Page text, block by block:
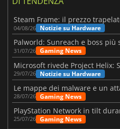
04/08/26 Notizie su Hardware
31/07/26 Gaming News
Microsoft rivede Project Helix:
29/07/26 Notizie su Hardware
28/07/26 Gaming News
25/07/26 Gaming News